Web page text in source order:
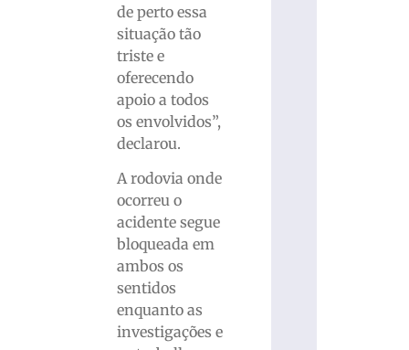
de perto essa
situação tão
triste e
oferecendo
apoio a todos
os envolvidos”,
declarou.
A rodovia onde
ocorreu o
acidente segue
bloqueada em
ambos os
sentidos
enquanto as
investigações e